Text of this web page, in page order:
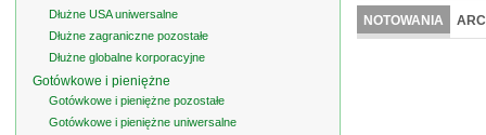
NOTOWANIA
Dłużne USA uniwersalne
Dłużne zagraniczne pozostałe
Dłużne globalne korporacyjne
Gotówkowe i pieniężne
Gotówkowe i pieniężne pozostałe
Gotówkowe i pieniężne uniwersalne